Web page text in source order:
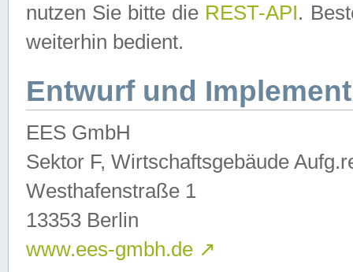
nutzen Sie bitte die REST-API.
weiterhin bedient.
Entwurf und
EES GmbH
Sektor F, Wirtschaftsgebäude
Westhafenstraße 1
13353 Berlin
www.ees-gmbh.de ↗